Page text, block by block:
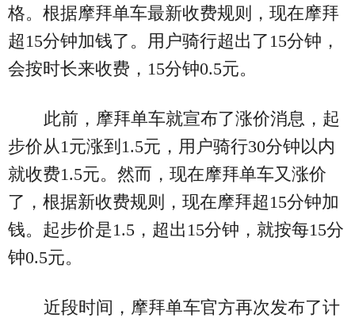
格。根据摩拜单车最新收费规则，现在摩拜
超15分钟加钱了。用户骑行超出了15分钟，
会按时长来收费，15分钟0.5元。
此前，摩拜单车就宣布了涨价消息，起
步价从1元涨到1.5元，用户骑行30分钟以内
就收费1.5元。然而，现在摩拜单车又涨价
了，根据新收费规则，现在摩拜超15分钟加
钱。起步价是1.5，超出15分钟，就按每15分
钟0.5元。
近段时间，摩拜单车官方再次发布了计